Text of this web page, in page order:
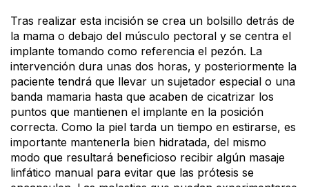
Tras realizar esta incisión se crea un bolsillo detrás de
la mama o debajo del músculo pectoral y se centra el
implante tomando como referencia el pezón. La
intervención dura unas dos horas, y posteriormente la
paciente tendrá que llevar un sujetador especial o una
banda mamaria hasta que acaben de cicatrizar los
puntos que mantienen el implante en la posición
correcta. Como la piel tarda un tiempo en estirarse, es
importante mantenerla bien hidratada, del mismo
modo que resultará beneficioso recibir algún masaje
linfático manual para evitar que las prótesis se